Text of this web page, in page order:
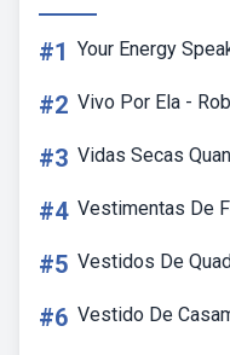
#1 Your Energy
#2 Vivo Por Ela -
#3 Vidas Secas
#4 Vestimentas De
#5 Vestidos De
#6 Vestido De